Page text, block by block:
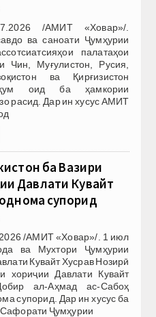
/АМИТ «Ховар»/.
ва саноати Ҷумҳурии
палатаҳои
Чин, Муғулистон, Русия,
ва Қирғизистон
оид ба ҳамкории
расид. Дар ин хусус АМИТ
ба Вазири
Давлати Кувайт
супорид
/АМИТ «Ховар»/. 1 июл
ва Мухтори Ҷумҳурии
Кувайт Хусрав Нозирӣ
хориҷии Давлати Кувайт
ал-Аҳмад ас-Сабоҳ
супорид. Дар ин хусус ба
Ҷумҳурии